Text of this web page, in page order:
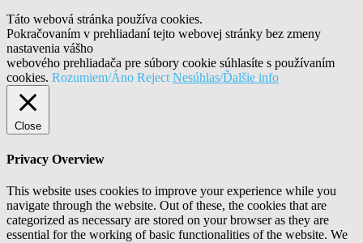
Táto webová stránka používa cookies.
Pokračovaním v prehliadaní tejto webovej stránky bez zmeny
nastavenia vášho
webového prehliadača pre súbory cookie súhlasíte s používaním
cookies. Rozumiem/Áno Reject Nesúhlas/Ďalšie info
Close
Privacy Overview
This website uses cookies to improve your experience while you
navigate through the website. Out of these, the cookies that are
categorized as necessary are stored on your browser as they are
essential for the working of basic functionalities of the website. We